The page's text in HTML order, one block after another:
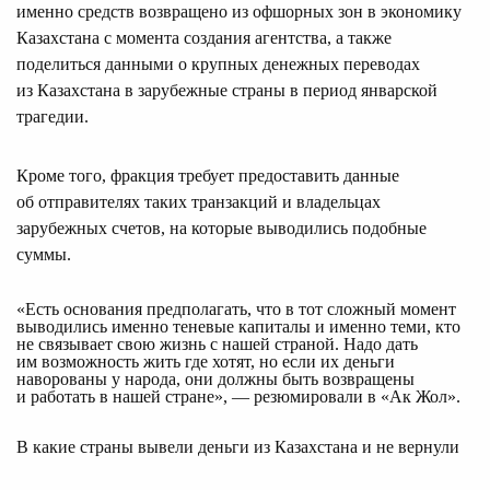
именно средств возвращено из офшорных зон в экономику
Казахстана с момента создания агентства, а также
поделиться данными о крупных денежных переводах
из Казахстана в зарубежные страны в период январской
трагедии.
Кроме того, фракция требует предоставить данные
об отправителях таких транзакций и владельцах
зарубежных счетов, на которые выводились подобные
суммы.
«Есть основания предполагать, что в тот сложный момент
выводились именно теневые капиталы и именно теми, кто
не связывает свою жизнь с нашей страной. Надо дать
им возможность жить где хотят, но если их деньги
наворованы у народа, они должны быть возвращены
и работать в нашей стране», — резюмировали в «Ак Жол».
В какие страны вывели деньги из Казахстана и не вернули